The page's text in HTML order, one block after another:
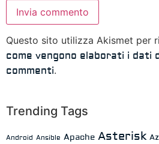
Questo sito utilizza Akismet per
come vengono elaborati i dati
commenti.
Trending Tags
Android Ansible Apache Asterisk